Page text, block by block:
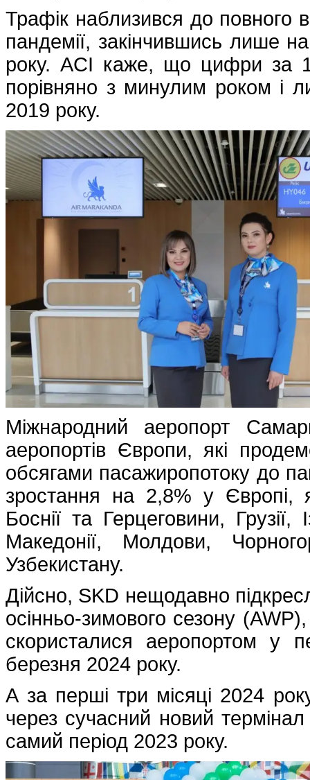
Трафік наблизився до повного
пандемії, закінчившись лише
року. ACI каже, що цифри за
порівняно з минулим роком і
2019 року.
Міжнародний аеропорт
аеропортів Європи, які
обсягами пасажиропотоку до
зростання на 2,8% у Європі,
Боснії та Герцеговини, Грузії,
Македонії, Молдови,
Узбекистану.
Дійсно, SKD нещодавно
осінньо-зимового сезону
скористалися аеропортом у
березня 2024 року.
А за перші три місяці 2024
через сучасний новий
самий період 2023 року.